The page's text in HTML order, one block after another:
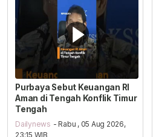
Purbaya Sebut Keuangan RI
Aman di Tengah Konflik Timur
Tengah
Dailynews - Rabu , 05 Aug 2026,
23:15 WIB